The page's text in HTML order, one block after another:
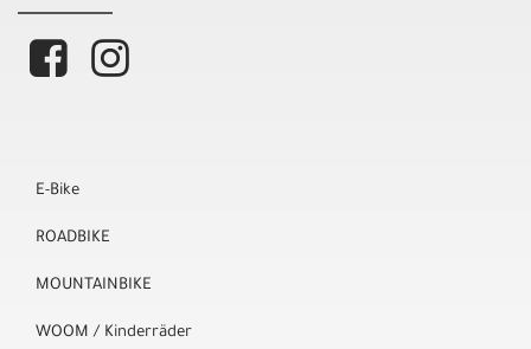
E-Bike
ROADBIKE
MOUNTAINBIKE
WOOM / Kinderräder